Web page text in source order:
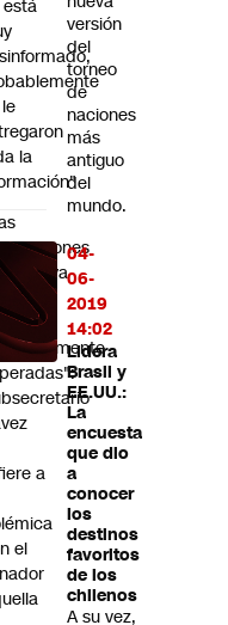
versión
del
torneo
de
naciones
más
antiguo
del
mundo.
04-
06-
2019
14:02
Lidera
Brasil y
EE.UU.:
La
encuesta
que dio
a
conocer
los
destinos
favoritos
de los
chilenos
A su vez,
está
la
ya
a
el